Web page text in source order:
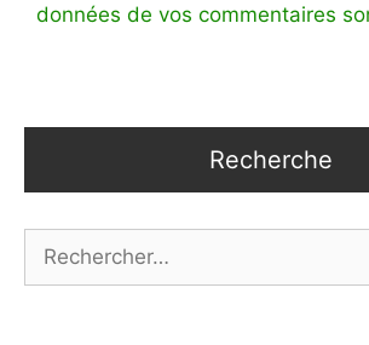
données de vos commentaires
Recherche